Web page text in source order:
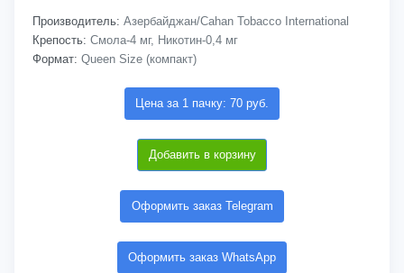
Производитель: Азербайджан/Cahan Tobacco International
Крепость: Смола-4 мг, Никотин-0,4 мг
Формат: Queen Size (компакт)
Цена за 1 пачку: 70 руб.
Добавить в корзину
Оформить заказ Telegram
Оформить заказ WhatsApp